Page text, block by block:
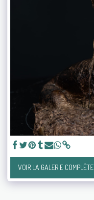
VOIR LA GALERIE COMPLÈTE